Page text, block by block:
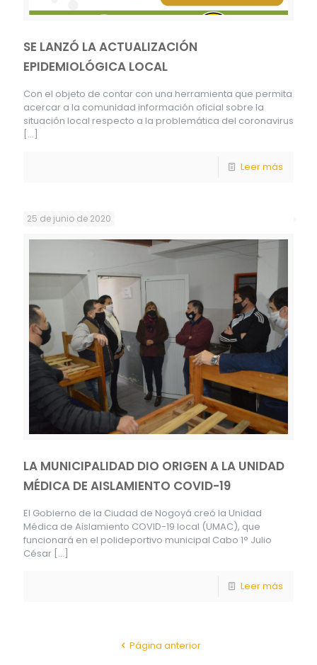
SE LANZÓ LA ACTUALIZACIÓN
EPIDEMIOLÓGICA LOCAL
Con el objeto de contar con una herramienta que permita
acercar a la comunidad información oficial sobre la
situación local respecto a la problemática del coronavirus
[…]
Leer más
25 de junio de 2020
LA MUNICIPALIDAD DIO ORIGEN A LA UNIDAD
MÉDICA DE AISLAMIENTO COVID-19
El Gobierno de la Ciudad de Nogoyá creó la Unidad
Médica de Aislamiento COVID-19 local (UMAC), que
funcionará en el polideportivo municipal Cabo 1° Julio
César […]
Leer más
Página anterior